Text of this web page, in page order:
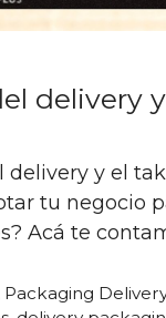
delivery
delivery y el
tu negocio
Acá te
Packaging